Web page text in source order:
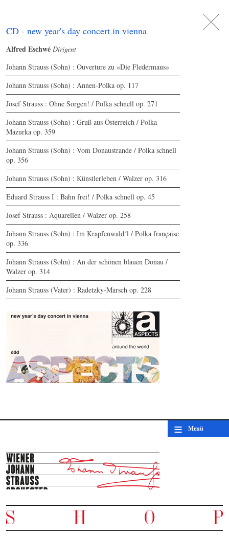
CD - new year's day concert in vienna
Alfred Eschwé Dirigent
Johann Strauss (Sohn) : Ouverture zu «Die Fledermaus»
Johann Strauss (Sohn) : Annen-Polka op. 117
Josef Strauss : Ohne Sorgen! / Polka schnell op. 271
Johann Strauss (Sohn) : Gruß aus Österreich / Polka
Mazurka op. 359
Johann Strauss (Sohn) : Vom Donaustrande / Polka schnell
op. 356
Johann Strauss (Sohn) : Künstlerleben / Walzer op. 316
Eduard Strauss I : Bahn frei! / Polka schnell op. 45
Josef Strauss : Aquarellen / Walzer op. 258
Johann Strauss (Sohn) : Im Krapfenwald´l / Polka française
op. 336
Johann Strauss (Sohn) : An der schönen blauen Donau /
Walzer op. 314
Johann Strauss (Vater) : Radetzky-Marsch op. 228
≡ Menü